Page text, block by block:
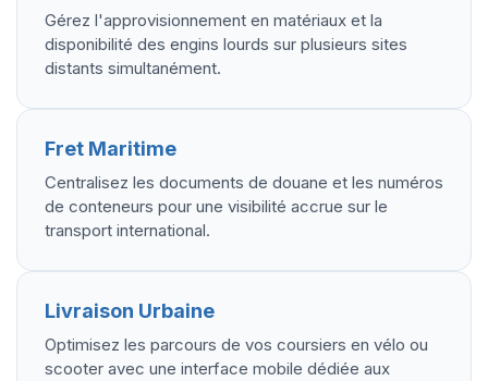
Gérez l'approvisionnement en matériaux et la
disponibilité des engins lourds sur plusieurs sites
distants simultanément.
Fret Maritime
Centralisez les documents de douane et les numéros
de conteneurs pour une visibilité accrue sur le
transport international.
Livraison Urbaine
Optimisez les parcours de vos coursiers en vélo ou
scooter avec une interface mobile dédiée aux